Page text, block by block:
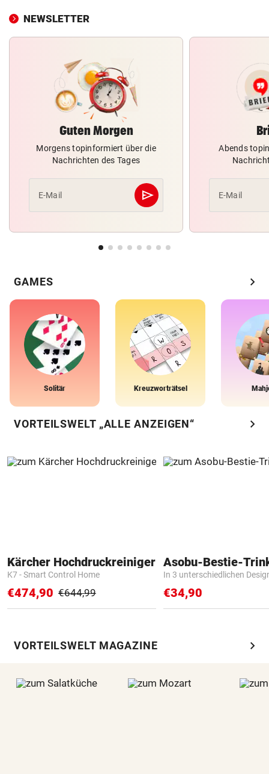
NEWSLETTER
Guten Morgen
Morgens topinformiert über die
Nachrichten des Tages
E-Mail send
Abschicken
Abends
E-Mail
GAMES chevron_right
Solitär Kreuzworträtsel
VORTEILSWELT „ALLE ANZEIGEN“ chevron_right
Kärcher Hochdruckreiniger
K7 - Smart Control Home
€474,90 €644,99
Asobu-Bestie-
In 3 unterschiedlichen
€34,90
VORTEILSWELT MAGAZINE chevron_right